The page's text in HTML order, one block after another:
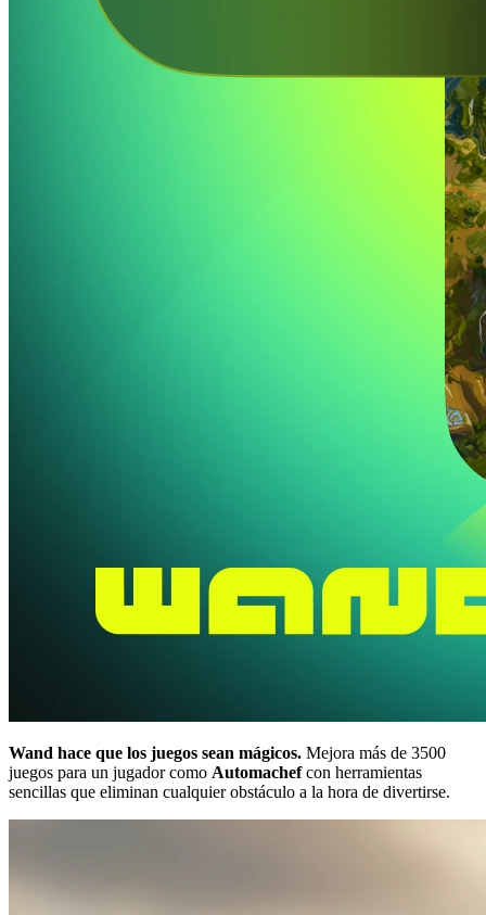
Wand hace que los juegos sean mágicos. Mejora más de 3500
juegos para un jugador como Automachefcon herramientas
sencillas que eliminan cualquier obstáculo a la hora de divertirse.